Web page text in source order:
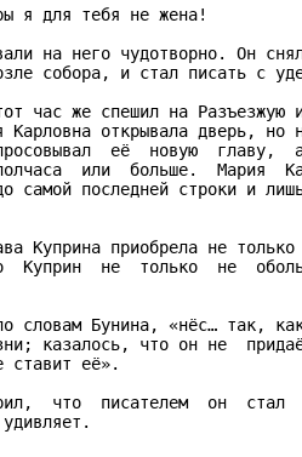
я для тебя не жена!
на него чудотворно. Он
собора, и стал писать с
час же спешил на Разъезжую
Карловна открывала дверь, но
её  новую  главу,
или  больше.  Мария
самой последней строки и
Куприна приобрела не
Куприн  не  только  не
словам Бунина, «нёс… так,
казалось, что он не
ставит её».
что  писателем  он  стал